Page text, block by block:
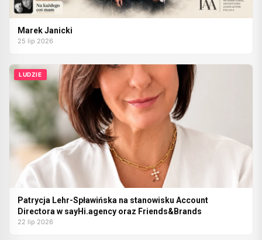
Marek Janicki
25 lip 2026
LUDZIE
Patrycja Lehr-Spławińska na stanowisku Account
Directora w sayHi.agency oraz Friends&Brands
22 lip 2026